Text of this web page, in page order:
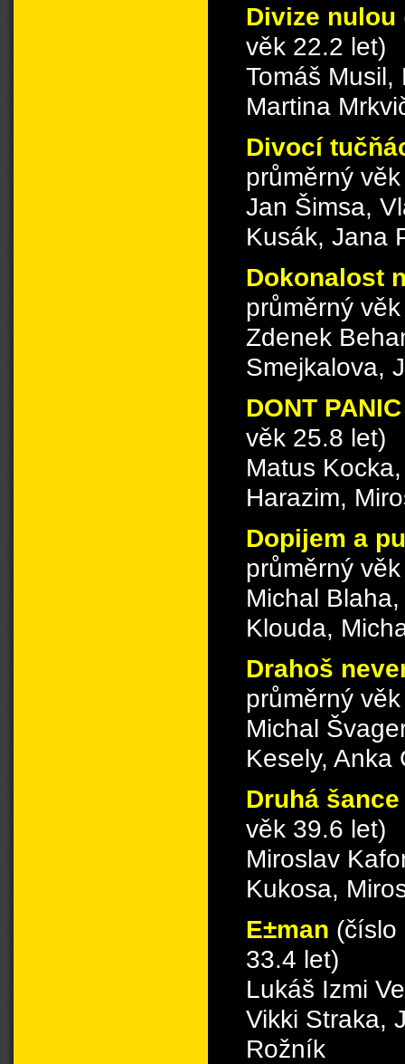
Divize nulou
věk 22.2 let)
Tomáš
Martina
Divocí
průměrný
Jan Šimsa,
Kusák, Jana
Dokonalost
průměrný
Zdenek
Smejkalova,
DONT
věk 25.8 let)
Matus
Harazim,
Dopijem a
průměrný
Michal
Klouda,
Drahoš
průměrný
Michal
Kesely, Anka
Druhá
věk 39.6 let)
Miroslav
Kukosa,
E±man (číslo
33.4 let)
Lukáš Izmi
Vikki Straka,
Rožník